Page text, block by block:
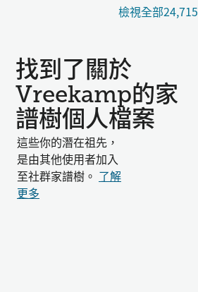
檢視全部24,715
找到了關於
Vreekamp的家
譜樹個人檔案
這些你的潛在祖先，
是由其他使用者加入
至社群家譜樹。 了解
更多